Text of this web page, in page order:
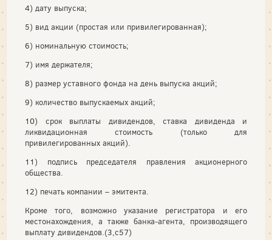
4) дату выпуска;
5) вид акции (простая или привилегированная);
6) номинальную стоимость;
7) имя держателя;
8) размер уставного фонда на день выпуска акций;
9) количество выпускаемых акций;
10) срок выплаты дивидендов, ставка дивиденда и
ликвидационная стоимость (только для
привилегированных акций).
11) подпись председателя правления акционерного
общества.
12) печать компании – эмитента.
Кроме того, возможно указание регистратора и его
местонахождения, а также банка-агента, производящего
выплату дивидендов.(3,с57)